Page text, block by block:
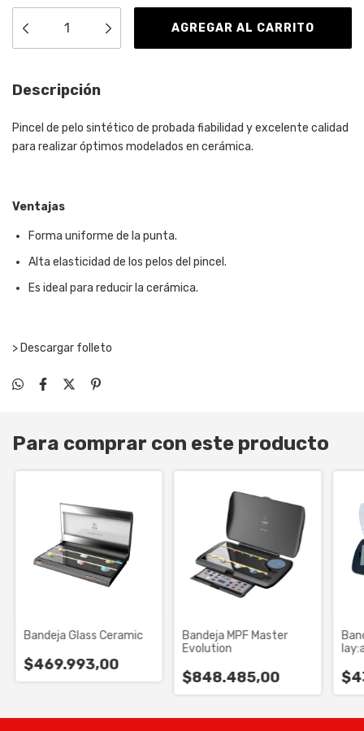
Descripción
Pincel de pelo sintético de probada fiabilidad y excelente calidad
para realizar óptimos modelados en cerámica.
Ventajas
Forma uniforme de la punta.
Alta elasticidad de los pelos del pincel.
Es ideal para reducir la cerámica.
> Descargar folleto
Para comprar con este producto
Bandeja Glass Ceramic
$469.993,00
Bandeja MPF Master
Evolution
$848.485,00